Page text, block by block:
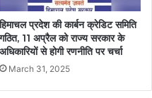
हिमाचल प्रदेश की कार्बन क्रेडिट समिति
गठित, 11 अप्रैल को राज्य सरकार के
अधिकारियों से होगी रणनीति पर चर्चा
March 31, 2025